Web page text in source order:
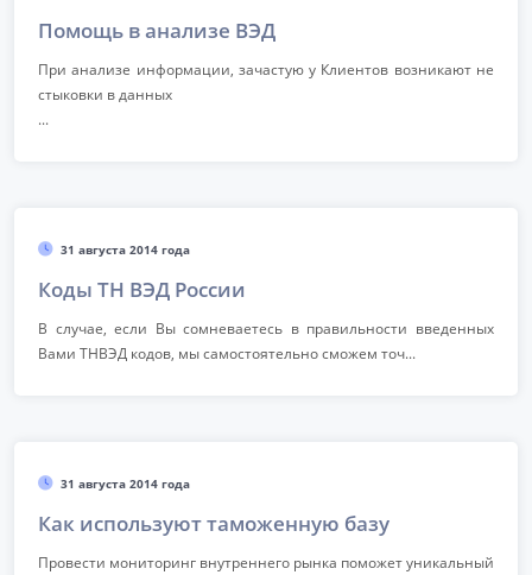
Помощь в анализе ВЭД
При анализе информации, зачастую у Клиентов возникают не
стыковки в данных
...
31 августа 2014 года
Коды ТН ВЭД России
В случае, если Вы сомневаетесь в правильности введенных
Вами ТНВЭД кодов, мы самостоятельно сможем точ...
31 августа 2014 года
Как используют таможенную базу
Провести мониторинг внутреннего рынка поможет уникальный